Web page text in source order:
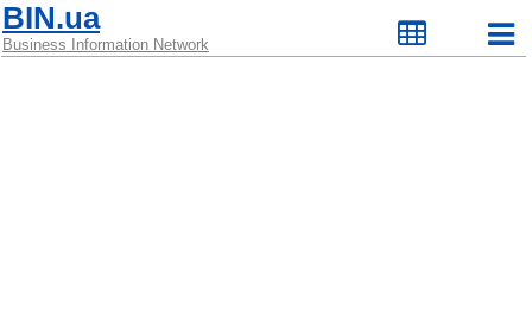
BIN.ua
Business Information Network